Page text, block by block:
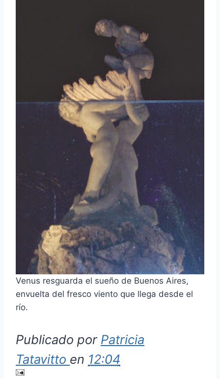
Venus resguarda el sueño de Buenos Aires,
envuelta del fresco viento que llega desde el
río.
Publicado por Patricia
Tatavitto en 12:04